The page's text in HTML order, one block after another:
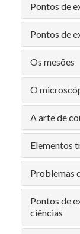
Pontos de
Pontos de
Os mesões
O
A arte de
Elementos
Problemas
Pontos de
ciências